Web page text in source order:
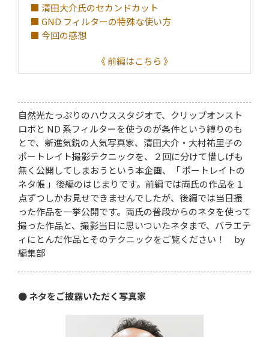
■ 清田大介氏のセカンドカット
■ GND フィルターの特殊な使い方
■ 今回の感想
《 前編はこちら 》
自然光たっぷりのハウススタジオで、クリップオンスト
ロボと ND 系フィルターを使うのが条件という縛りのも
とで、新進気鋭の人気写真家、清田大介・大村祐里子の
ポートレイト撮影テクニックを、２回に分けて惜しげも
無く公開してしまおうという本企画、「 ポートレイトの
ネタ帳 」後編のはじまりです。前編では両氏の作品を１
点ずつしかお見せできませんでしたが、後編では当日撮
った作品を一挙公開です。両氏の普段からのネタを使って
撮った作品と、撮影当日に思いついたネタまで、バラエテ
ィにとんだ作品とそのテクニックをご覧ください！ by
編集部
● ネタをご披露いただく写真家